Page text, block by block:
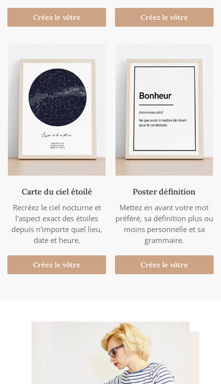
Créez le vôtre Créez le vôtre
Carte du ciel étoilé
Recréez le ciel nocturne et
l'aspect exact des étoiles
depuis n'importe quel lieu,
date et heure.
Créez le vôtre
Poster définition
Mettez en avant votre mot
préféré, sa définition plus ou
moins personnelle et sa
grammaire.
Créez le vôtre